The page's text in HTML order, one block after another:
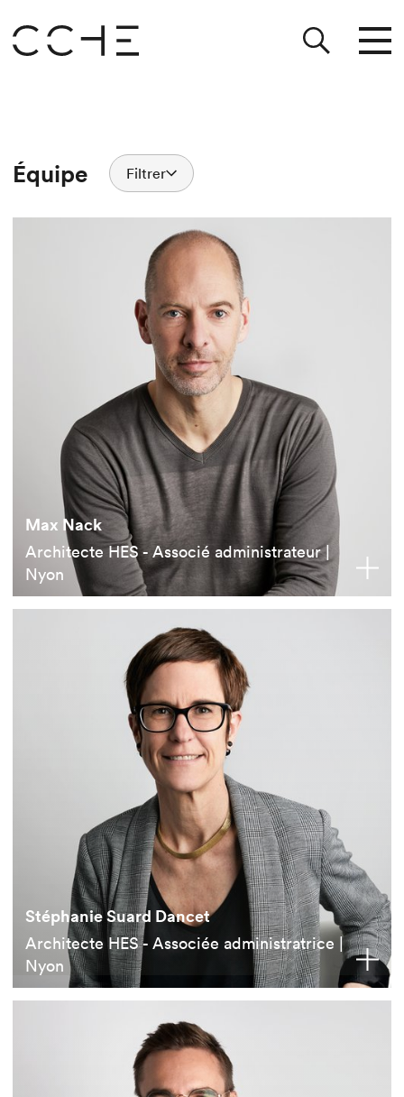
Équipe Filtrer
Max Nack
Architecte HES - Associé administrateur |
Nyon
Stéphanie Suard Dancet
Architecte HES - Associée administratrice |
Nyon